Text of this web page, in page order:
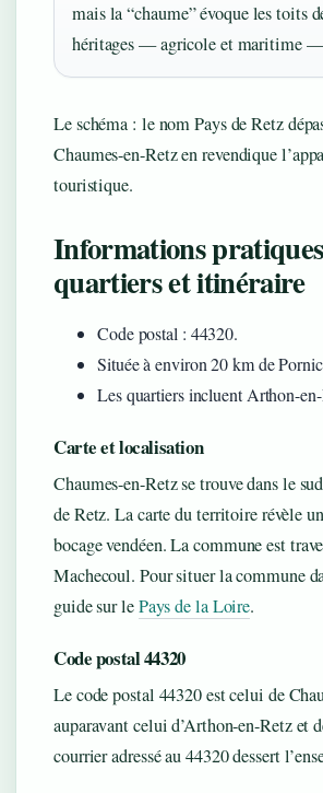
mais la “chaume” évoque les toits
héritages — agricole et maritime —
Le schéma : le nom Pays de Retz
Chaumes-en-Retz en revendique
touristique.
Informations
quartiers et itinéraire
Code postal : 44320.
Située à environ 20 km de
Les quartiers incluent Arthon-
Carte et localisation
Chaumes-en-Retz se trouve dans le
de Retz. La carte du territoire révèle
bocage vendéen. La commune est
Machecoul. Pour situer la commune
guide sur lePays de la Loire.
Code postal 44320
Le code postal 44320 est celui de
auparavant celui d’Arthon-en-Retz et
courrier adressé au 44320 dessert